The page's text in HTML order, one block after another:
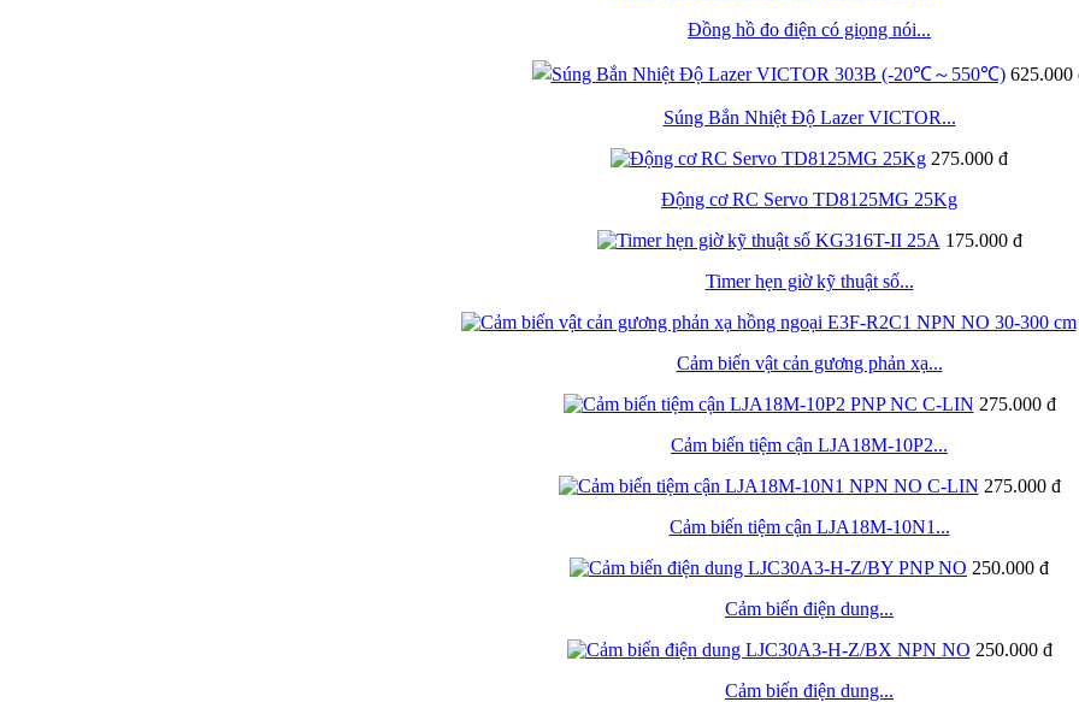
Đồng hồ đo điện có giọng nói...
625.000
Súng Bắn Nhiệt Độ Lazer VICTOR...
275.000 đ
Động cơ RC Servo TD8125MG 25Kg
175.000 đ
Timer hẹn giờ kỹ thuật số...
Cảm biến vật cản gương phản xạ...
275.000 đ
Cảm biến tiệm cận LJA18M-10P2...
275.000 đ
Cảm biến tiệm cận LJA18M-10N1...
250.000 đ
Cảm biến điện dung...
250.000 đ
Cảm biến điện dung...